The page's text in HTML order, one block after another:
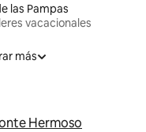
las Pampas
vacacionales
más
Hermoso